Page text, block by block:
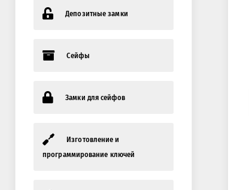
Депозитные замки
Сейфы
Замки для сейфов
Изготовление и
программирование ключей